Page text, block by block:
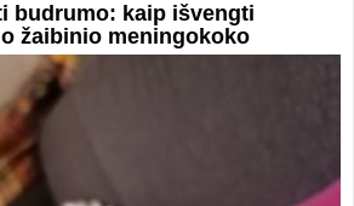
budrumo: kaip išvengti
žaibinio meningokoko